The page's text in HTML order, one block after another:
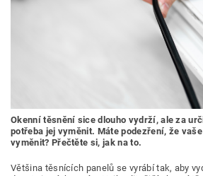
Okenní těsnění sice dlouho vydrží, ale za
potřeba jej vyměnit. Máte podezření, že
vyměnit? Přečtěte si, jak na to.
Většina těsnících panelů se vyrábí tak, aby